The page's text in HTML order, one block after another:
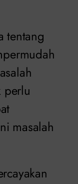
tentang
perlu
masalah